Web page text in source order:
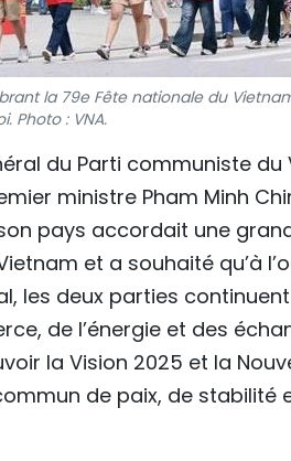
la 79e Fête nationale du
Photo : VNA.
du Parti communiste du
ministre Pham Minh
pays accordait une
et a souhaité qu’à
les deux parties
de l’énergie et des
la Vision 2025 et la
de paix, de